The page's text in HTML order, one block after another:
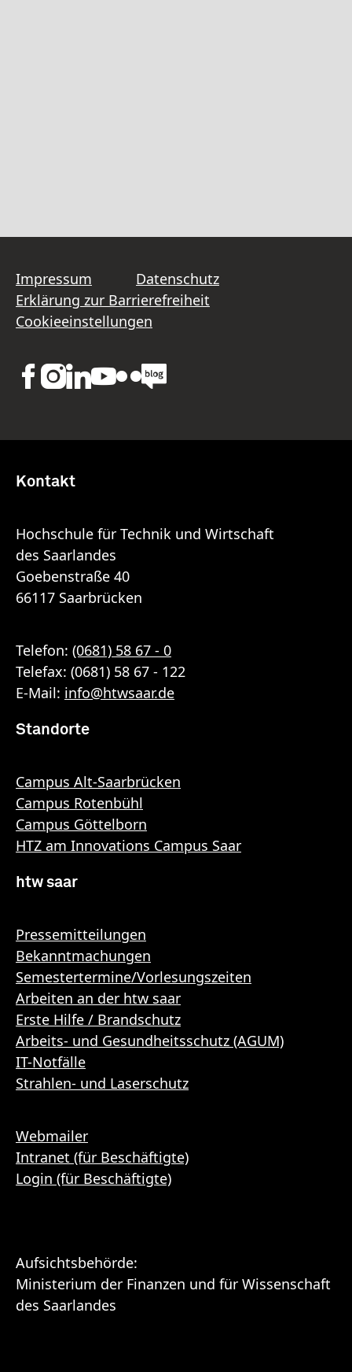
Impressum
Datenschutz
Erklärung zur Barrierefreiheit
Cookieeinstellungen
Kontakt
Hochschule für Technik und Wirtschaft
des Saarlandes
Goebenstraße 40
66117 Saarbrücken
Telefon: (0681) 58 67 - 0
Telefax: (0681) 58 67 - 122
E-Mail: info@htwsaar.de
Standorte
Campus Alt-Saarbrücken
Campus Rotenbühl
Campus Göttelborn
HTZ am Innovations Campus Saar
htw saar
Pressemitteilungen
Bekanntmachungen
Semestertermine/Vorlesungszeiten
Arbeiten an der htw saar
Erste Hilfe / Brandschutz
Arbeits- und Gesundheitsschutz (AGUM)
IT-Notfälle
Strahlen- und Laserschutz
Webmailer
Intranet (für Beschäftigte)
Login (für Beschäftigte)
Aufsichtsbehörde:
Ministerium der Finanzen und für Wissenschaft
des Saarlandes